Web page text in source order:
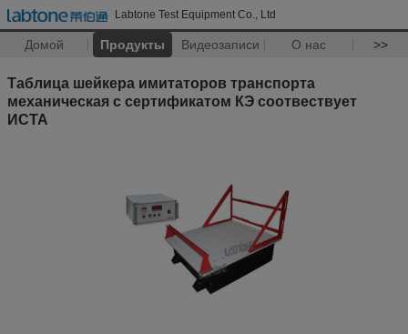
Labtone Test Equipment Co., Ltd
Домой Продукты Видеозаписи О нас >>
Таблица шейкера имитаторов транспорта
механическая с сертификатом КЭ соотвествует
ИСТА